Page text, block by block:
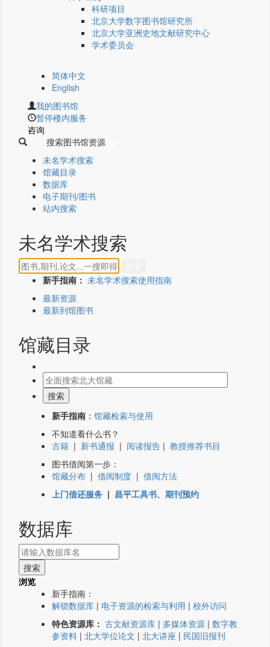
科研项目
北京大学数字图书馆研究所
北京大学亚洲史地文献研究中心
学术委员会
简体中文
English
我的图书馆
暂停楼内服务
咨询
搜索图书馆资源
未名学术搜索
馆藏目录
数据库
电子期刊/图书
站内搜索
未名学术搜索
新手指南： 未名学术搜索使用指南
最新资源
最新到馆图书
馆藏目录
新手指南 ： 馆藏检索与使用
不知道看什么书？
古籍 | 新书通报 | 阅读报告 | 教授推荐书目
图书借阅第一步：
馆藏分布 | 借阅制度 | 借阅方法
上门借还服务 | 昌平工具书、期刊预约
数据库
浏览
新手指南：
解锁数据库 | 电子资源的检索与利用 | 校外访问
特色资源库： 古文献资源库 | 多媒体资源 | 数字教
参资料 | 北大学位论文 | 北大讲座 | 民国旧报刊